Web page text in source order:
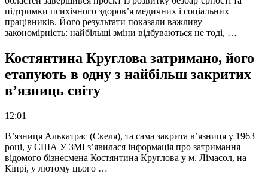
підтримки психічного здоров’я медичних і соціальних
працівників. Його результати показали важливу
закономірність: найбільші зміни відбуваються не тоді, …
Костянтина Круглова затримано, його
етапують в одну з найбільш закритих
в’язниць світу
12:01
В’язниця Алькатрас (Скеля), та сама закрита в’язниця у 1963
році, у США У ЗМІ з’явилася інформація про затримання
відомого бізнесмена Костянтина Круглова у м. Лімасол, на
Кіпрі, у лютому цього …